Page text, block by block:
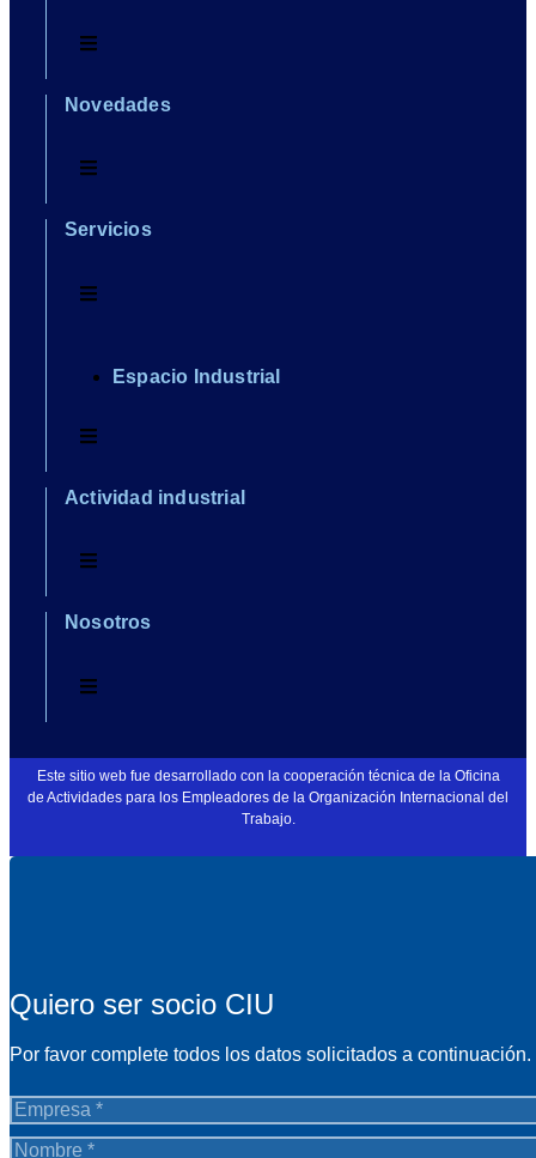
Novedades
Servicios
Espacio Industrial
Actividad industrial
Nosotros
Este sitio web fue desarrollado con la cooperación técnica de la Oficina
de Actividades para los Empleadores de la Organización Internacional del
Trabajo.
Quiero ser socio CIU
Por favor complete todos los datos solicitados a continuación.